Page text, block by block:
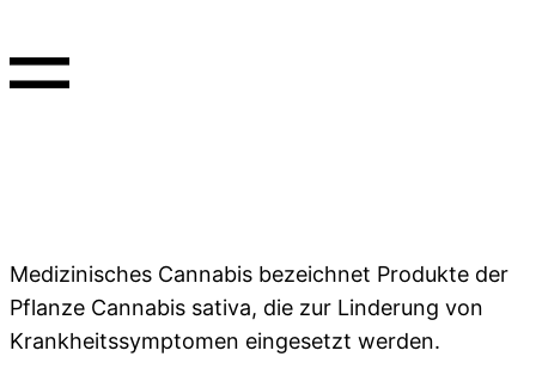
Medizinisches Cannabis bezeichnet Produkte der
Pflanze Cannabis sativa, die zur Linderung von
Krankheitssymptomen eingesetzt werden.